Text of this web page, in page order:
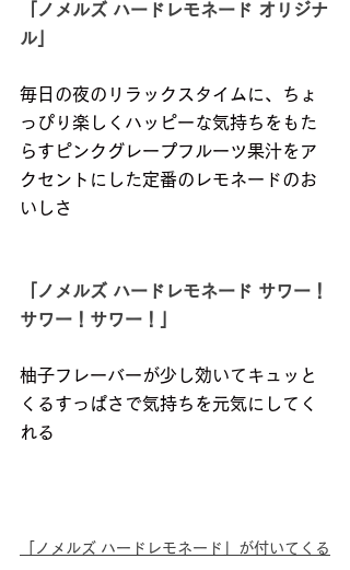
「ノメルズ ハードレモネード オリジナ
ル」
毎日の夜のリラックスタイムに、ちょ
っぴり楽しくハッピーな気持ちをもた
らすピンクグレープフルーツ果汁をア
クセントにした定番のレモネードのお
いしさ
「ノメルズ ハードレモネード サワー！
サワー！サワー！」
柚子フレーバーが少し効いてキュッと
くるすっぱさで気持ちを元気にしてく
れる
「ノメルズ ハードレモネード」が付いてくる